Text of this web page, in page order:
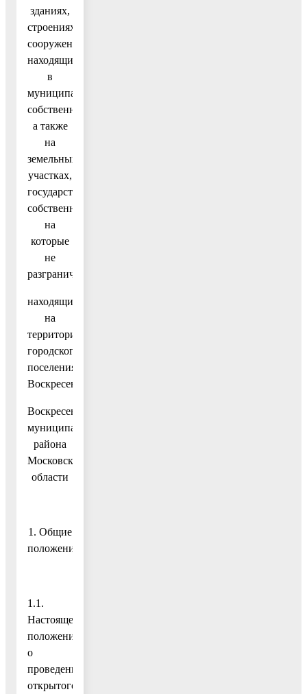
зданиях,
строениях,
сооружениях,
находящихся
в
муниципальной
собственности,
а также
на
земельных
участках,
государственная
собственность
на
которые
не
разграничена,
находящихся
на
территории
городского
поселения
Воскресенск
Воскресенского
муниципального
района
Московской
области
1. Общие
положения
1.1.
Настоящее
положение
о
проведении
открытого